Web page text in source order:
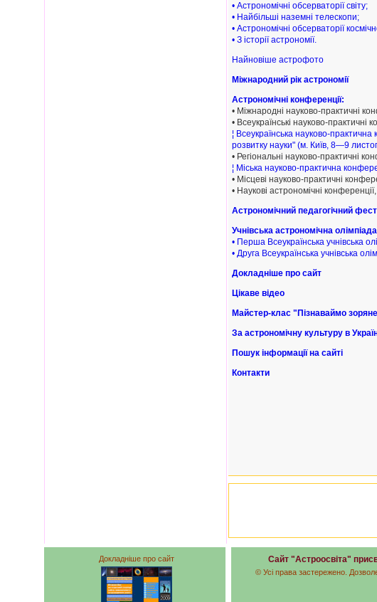
• Астрономічні обсерваторії світу;
• Найбільші наземні телескопи;
• Астрономічні обсерваторії
• З історії астрономії.
Найновіше астрофото
Міжнародний рік астрономії
Астрономічні конференції:
• Міжнародні науково-практичні
• Всеукраїнські науково-практичні
¦ Всеукраїнська науково-
розвитку науки" (м. Київ, 8—9
• Регіональні науково-практичні
¦ Міська науково-практична
• Місцеві науково-практичні
• Наукові астрономічні
Астрономічний педагогічний
Учнівська астрономічна
• Перша Всеукраїнська учнівська
• Друга Всеукраїнська учнівська
Докладніше про сайт
Цікаве відео
Майстер-клас "Пізнаваймо
За астрономічну культуру в
Пошук інформації на сайті
Контакти
Докладніше про сайт Сайт "Астроосвіта"
© Усі права застережено.